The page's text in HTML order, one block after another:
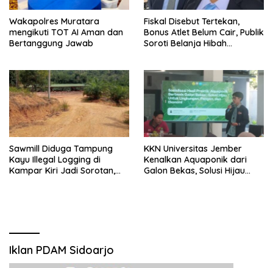
Wakapolres Muratara
mengikuti TOT AI Aman dan
Bertanggung Jawab
Fiskal Disebut Tertekan,
Bonus Atlet Belum Cair, Publik
Soroti Belanja Hibah
Sawmill Diduga Tampung
Kayu Illegal Logging di
Kampar Kiri Jadi Sorotan,
KKN Universitas Jember
Kenalkan Aquaponik dari
Galon Bekas, Solusi Hijau
Iklan PDAM Sidoarjo